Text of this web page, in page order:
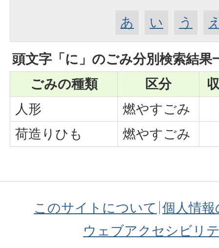
あ い う
頭文字「 に 」のごみ分別検索結果
ごみの種類
区分
人形
燃やすごみ
荷造りひも
燃やすごみ
このサイトについて 個人情
ウェブアクセシビリ